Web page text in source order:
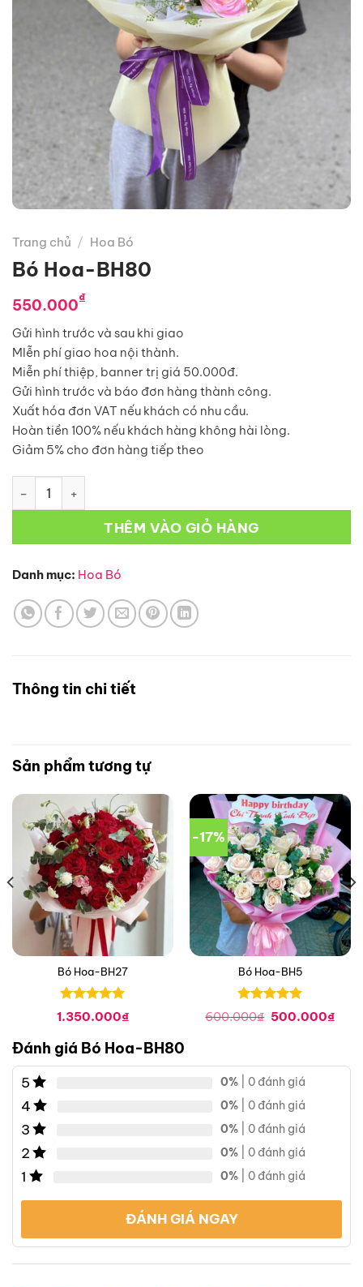
Trang chủ / Hoa Bó
Bó Hoa-BH80
550.000₫
Gửi hình trước và sau khi giao
MIễn phí giao hoa nội thành.
Miễn phí thiệp, banner trị giá 50.000đ.
Gửi hình trước và báo đơn hàng thành công.
Xuất hóa đơn VAT nếu khách có nhu cầu.
Hoàn tiền 100% nếu khách hàng không hài lòng.
Giảm 5% cho đơn hàng tiếp theo
THÊM VÀO GIỎ HÀNG
Danh mục: Hoa Bó
Thông tin chi tiết
Sản phẩm tương tự
Bó Hoa-BH27
Được xếp
hạng05
1.350.000₫
-17%
Bó Hoa-BH5
Được xếp
hạng
05
600.000₫ Giá
500.000₫Giá
Đánh giá Bó Hoa-BH80
5 0% | 0 đánh giá
4 0% | 0 đánh giá
3 0% | 0 đánh giá
2 0% | 0 đánh giá
1 0% | 0 đánh giá
ĐÁNH GIÁ NGAY